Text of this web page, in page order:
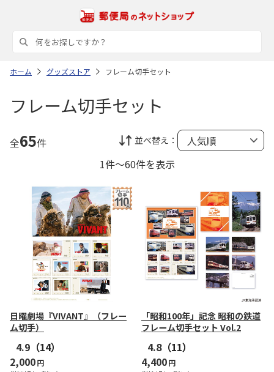
ホーム グッズストア フレーム切手セット
フレーム切手セット
全65件 並べ替え：
1件～60件を表示
日曜劇場『VIVANT』（フレー
ム切手）
4.9 （14）
2,000円
「昭和100年」記念 昭和の鉄道
フレーム切手セット Vol.2
4.8（11）
4,400円